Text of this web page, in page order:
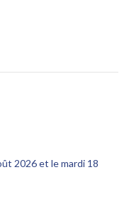
2026 et le mardi 18